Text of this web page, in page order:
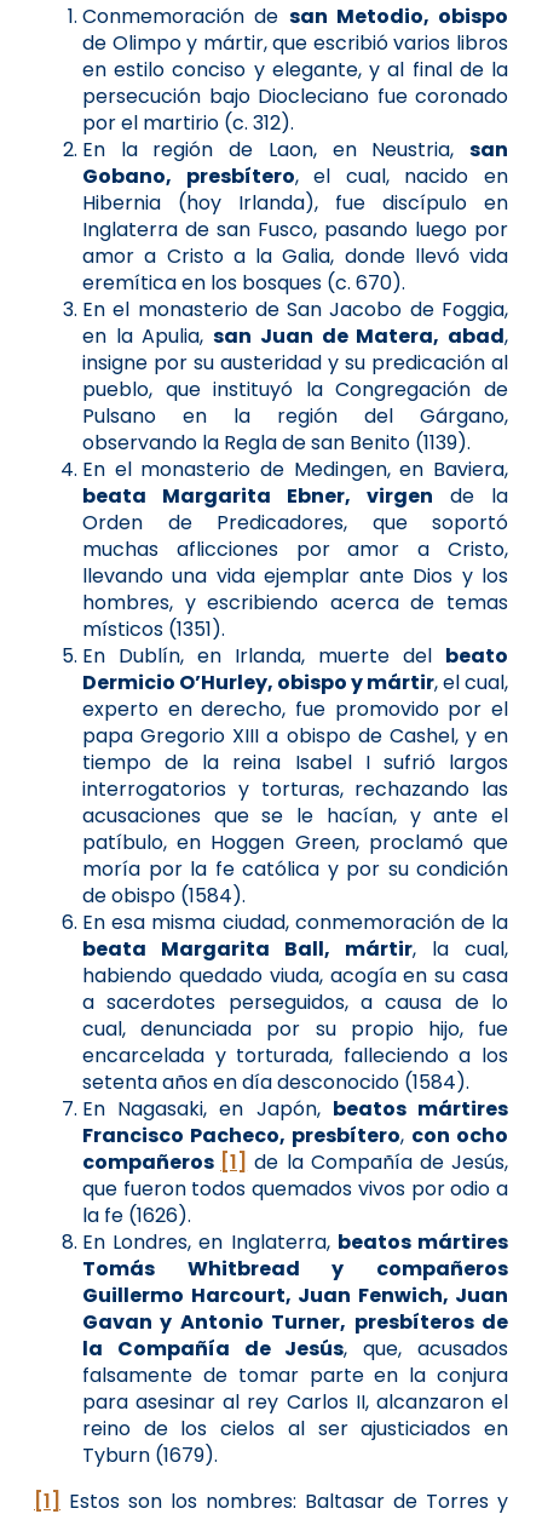
Conmemoración de san Metodio, obispo
de Olimpo y mártir, que escribió varios libros
en estilo conciso y elegante, y al final de la
persecución bajo Diocleciano fue coronado
por el martirio (c. 312).
En la región de Laon, en Neustria, san
Gobano, presbítero, el cual, nacido en
Hibernia (hoy Irlanda), fue discípulo en
Inglaterra de san Fusco, pasando luego por
amor a Cristo a la Galia, donde llevó vida
eremítica en los bosques (c. 670).
En el monasterio de San Jacobo de Foggia,
en la Apulia,san Juan de Matera, abad,
insigne por su austeridad y su predicación al
pueblo, que instituyó la Congregación de
Pulsano en la región del Gárgano,
observando la Regla de san Benito (1139).
En el monasterio de Medingen, en Baviera,
beata Margarita Ebner, virgen de la
Orden de Predicadores, que soportó
muchas aflicciones por amor a Cristo,
llevando una vida ejemplar ante Dios y los
hombres, y escribiendo acerca de temas
místicos (1351).
En Dublín, en Irlanda, muerte del beato
Dermicio O’Hurley, obispo y mártir, el cual,
experto en derecho, fue promovido por el
papa Gregorio XIII a obispo de Cashel, y en
tiempo de la reina Isabel I sufrió largos
interrogatorios y torturas, rechazando las
acusaciones que se le hacían, y ante el
patíbulo, en Hoggen Green, proclamó que
moría por la fe católica y por su condición
de obispo (1584).
En esa misma ciudad, conmemoración de la
beata Margarita Ball, mártir, la cual,
habiendo quedado viuda, acogía en su casa
a sacerdotes perseguidos, a causa de lo
cual, denunciada por su propio hijo, fue
encarcelada y torturada, falleciendo a los
setenta años en día desconocido (1584).
En Nagasaki, en Japón, beatos mártires
Francisco Pacheco, presbítero, con ocho
compañeros [1] de la Compañía de Jesús,
que fueron todos quemados vivos por odio a
la fe (1626).
En Londres, en Inglaterra, beatos mártires
Tomás Whitbread y compañeros
Guillermo Harcourt, Juan Fenwich, Juan
Gavan y Antonio Turner, presbíteros de
la Compañía de Jesús, que, acusados
falsamente de tomar parte en la conjura
para asesinar al rey Carlos II, alcanzaron el
reino de los cielos al ser ajusticiados en
Tyburn (1679).
[1] Estos son los nombres: Baltasar de Torres y